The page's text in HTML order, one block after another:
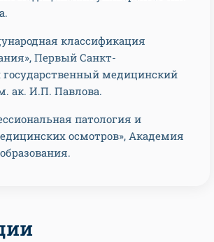
классификация
Первый Санкт-
государственный медицинский
ак. И.П. Павлова.
патология и
осмотров», Академия